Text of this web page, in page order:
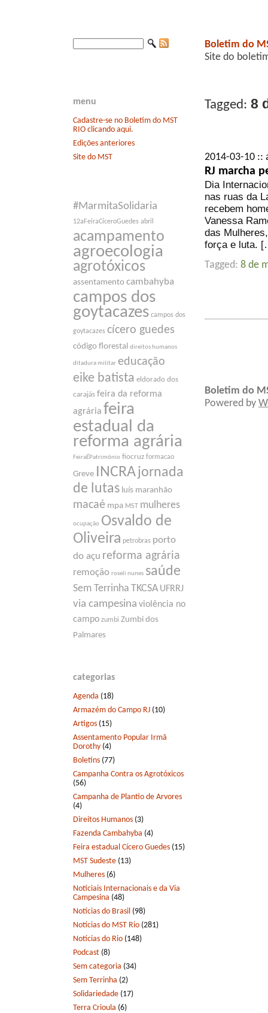
menu
Cadastre-se no Boletim do MST
RIO clicando aqui.
Edições anteriores
Site do MST
#MarmitaSolidaria
12aFeiraCíceroGuedes abril
acampamento
agroecologia
agrotóxicos
assentamento cambahyba
campos dos
goytacazes campos dos
goytacazes cícero guedes
código florestal direitos humanos
ditadura militar educação
eike batista eldorado dos
carajás feira da reforma
agrária feira
estadual da
reforma agrária
FeiraÉPatrimônio fiocruz formacao
Greve INCRA jornada
de lutas luís maranhão
macaé mpa MST mulheres
ocupação Osvaldo de
Oliveira petrobras porto
do açu reforma agrária
remoção roseli nunes saúde
Sem Terrinha TKCSA UFRRJ
via campesina violência no
campo zumbi Zumbi dos
Palmares
categorias
Agenda (18)
Armazém do Campo RJ (10)
Artigos (15)
Assentamento Popular Irmã
Dorothy (4)
Boletins (77)
Campanha Contra os Agrotóxicos
(56)
Campanha de Plantio de Arvores
(4)
Direitos Humanos (3)
Fazenda Cambahyba (4)
Feira estadual Cícero Guedes (15)
MST Sudeste (13)
Mulheres (6)
Notíciais Internacionais e da Via
Campesina (48)
Notícias do Brasil (98)
Notícias do MST Rio (281)
Notícias do Rio (148)
Podcast (8)
Sem categoria (34)
Sem Terrinha (2)
Solidariedade (17)
Terra Crioula (6)
Boletim do
Site do
Tagged: 8
2014-03-10
RJ marcha
Dia
nas ruas da
recebem
Vanessa
das
força e luta.
Tagged: 8 de
Boletim do
Powered by